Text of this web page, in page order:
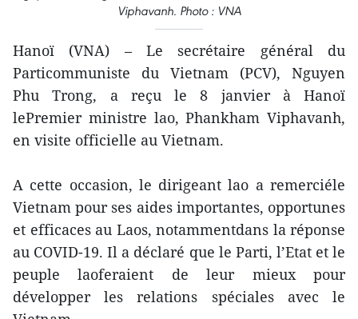
Viphavanh. Photo : VNA
Hanoï (VNA) – Le secrétaire général du
Particommuniste du Vietnam (PCV), Nguyen
Phu Trong, a reçu le 8 janvier à Hanoï
lePremier ministre lao, Phankham Viphavanh,
en visite officielle au Vietnam.
A cette occasion, le dirigeant lao a remerciéle
Vietnam pour ses aides importantes, opportunes
et efficaces au Laos, notammentdans la réponse
au COVID-19. Il a déclaré que le Parti, l’Etat et le
peuple laoferaient de leur mieux pour
développer les relations spéciales avec le